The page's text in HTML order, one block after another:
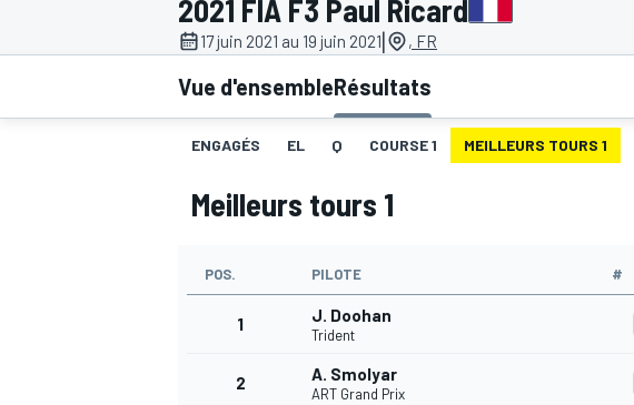
2021 FIA F3 Paul Ricard
17 juin 2021 au 19 juin 2021| , FR
Vue d'ensembleRésultats
ENGAGÉS EL Q COURSE 1 MEILLEURS TOURS 1
Meilleurs tours 1
POS. PILOTE #
1 J. Doohan
Trident
2 A. Smolyar
ART Grand Prix